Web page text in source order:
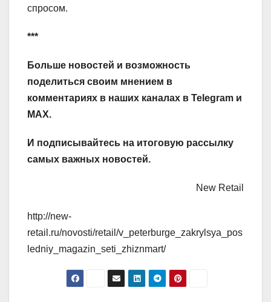
спросом.
***
Больше новостей и возможность
поделиться своим мнением в
комментариях в наших каналах в Telegram и
MAX.
И подписывайтесь на итоговую рассылку
самых важных новостей.
New Retail
http://new-
retail.ru/novosti/retail/v_peterburge_zakrylsya_pos
ledniy_magazin_seti_zhiznmart/